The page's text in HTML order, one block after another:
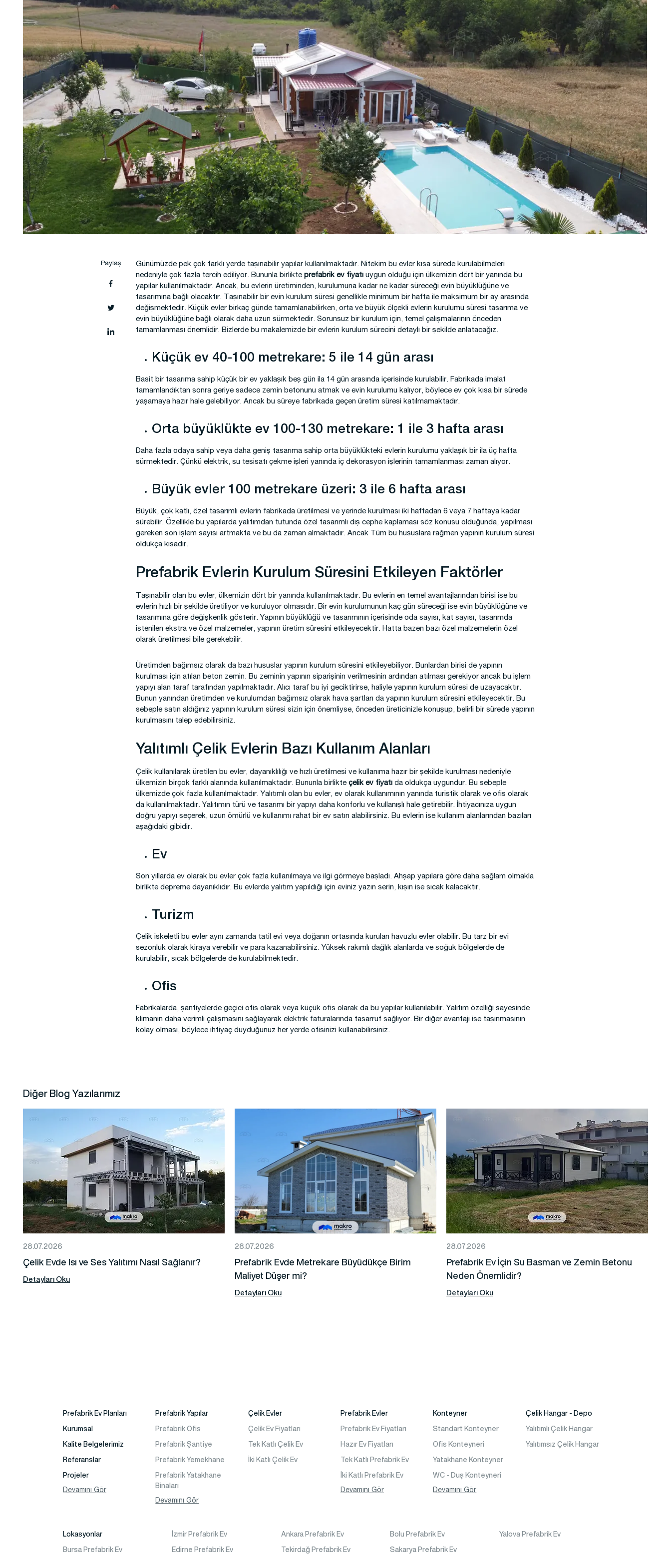
Prefabrik Dükkan Prefabrik Sosyal Tesis Binaları Prefabrik Kafeterya Prefabrik Okul Binaları
Prefabrik Kreş Bina Modelleri
Prefabrik Anaokulu Bina
Modelleri
Prefabrik Acil Afet Binaları Prefabrik WC Duş Binaları
Tek Katlı Prefabrik Villa İki Katlı Prefabrik Villa Prefabrik Bağ Evi Prefabrik Bungalov
Konteyner Ev
Günümüzde pek çok farklı yerde taşınabilir yapılar kullanılmaktadır. Nitekim bu evler kısa sürede kurulabilmeleri
nedeniyle çok fazla tercih ediliyor. Bununla birlikte prefabrik ev fiyatı uygun olduğu için ülkemizin dört bir yanında bu
yapılar kullanılmaktadır. Ancak, bu evlerin üretiminden, kurulumuna kadar ne kadar süreceği evin büyüklüğüne ve
tasarımına bağlı olacaktır. Taşınabilir bir evin kurulum süresi genellikle minimum bir hafta ile maksimum bir ay arasında
değişmektedir. Küçük evler birkaç günde tamamlanabilirken, orta ve büyük ölçekli evlerin kurulumu süresi tasarıma ve
evin büyüklüğüne bağlı olarak daha uzun sürmektedir. Sorunsuz bir kurulum için, temel çalışmalarının önceden
tamamlanması önemlidir. Bizlerde bu makalemizde bir evlerin kurulum sürecini detaylı bir şekilde anlatacağız.
Küçük ev 40-100 metrekare: 5 ile 14 gün arası
Basit bir tasarıma sahip küçük bir ev yaklaşık beş gün ila 14 gün arasında içerisinde kurulabilir. Fabrikada imalat
tamamlandıktan sonra geriye sadece zemin betonunu atmak ve evin kurulumu kalıyor, böylece ev çok kısa bir sürede
yaşamaya hazır hale gelebiliyor. Ancak bu süreye fabrikada geçen üretim süresi katılmamaktadır.
Orta büyüklükte ev 100-130 metrekare: 1 ile 3 hafta arası
Daha fazla odaya sahip veya daha geniş tasarıma sahip orta büyüklükteki evlerin kurulumu yaklaşık bir ila üç hafta
sürmektedir. Çünkü elektrik, su tesisatı çekme işleri yanında iç dekorasyon işlerinin tamamlanması zaman alıyor.
Büyük evler 100 metrekare üzeri: 3 ile 6 hafta arası
Büyük, çok katlı, özel tasarımlı evlerin fabrikada üretilmesi ve yerinde kurulması iki haftadan 6 veya 7 haftaya kadar
sürebilir. Özellikle bu yapılarda yalıtımdan tutunda özel tasarımlı dış cephe kaplaması söz konusu olduğunda, yapılması
gereken son işlem sayısı artmakta ve bu da zaman almaktadır. Ancak Tüm bu hususlara rağmen yapının kurulum süresi
oldukça kısadır.
Prefabrik Evlerin Kurulum Süresini Etkileyen Faktörler
Taşınabilir olan bu evler, ülkemizin dört bir yanında kullanılmaktadır. Bu evlerin en temel avantajlarından birisi ise bu
evlerin hızlı bir şekilde üretiliyor ve kuruluyor olmasıdır. Bir evin kurulumunun kaç gün süreceği ise evin büyüklüğüne ve
tasarımına göre değişkenlik gösterir. Yapının büyüklüğü ve tasarımının içerisinde oda sayısı, kat sayısı, tasarımda
istenilen ekstra ve özel malzemeler, yapının üretim süresini etkileyecektir. Hatta bazen bazı özel malzemelerin özel
olarak üretilmesi bile gerekebilir.
Üretimden bağımsız olarak da bazı hususlar yapının kurulum süresini etkileyebiliyor. Bunlardan birisi de yapının
kurulması için atılan beton zemin. Bu zeminin yapının siparişinin verilmesinin ardından atılması gerekiyor ancak bu işlem
yapıyı alan taraf tarafından yapılmaktadır. Alıcı taraf bu iyi geciktirirse, haliyle yapının kurulum süresi de uzayacaktır.
Bunun yanından üretimden ve kurulumdan bağımsız olarak hava şartları da yapının kurulum süresini etkileyecektir. Bu
sebeple satın aldığınız yapının kurulum süresi sizin için önemliyse, önceden üreticinizle konuşup, belirli bir sürede yapının
kurulmasını talep edebilirsiniz.
Yalıtımlı Çelik Evlerin Bazı Kullanım Alanları
Çelik kullanılarak üretilen bu evler, dayanıklılığı ve hızlı üretilmesi ve kullanıma hazır bir şekilde kurulması nedeniyle
ülkemizin birçok farklı alanında kullanılmaktadır. Bununla birlikte çelik ev fiyatı da oldukça uygundur. Bu sebeple
ülkemizde çok fazla kullanılmaktadır. Yalıtımlı olan bu evler, ev olarak kullanımının yanında turistik olarak ve ofis olarak
da kullanılmaktadır. Yalıtımın türü ve tasarımı bir yapıyı daha konforlu ve kullanışlı hale getirebilir. İhtiyacınıza uygun
doğru yapıyı seçerek, uzun ömürlü ve kullanımı rahat bir ev satın alabilirsiniz. Bu evlerin ise kullanım alanlarından bazıları
aşağıdaki gibidir.
Ev
Son yıllarda ev olarak bu evler çok fazla kullanılmaya ve ilgi görmeye başladı. Ahşap yapılara göre daha sağlam olmakla
birlikte depreme dayanıklıdır. Bu evlerde yalıtım yapıldığı için eviniz yazın serin, kışın ise sıcak kalacaktır.
Turizm
Çelik iskeletli bu evler aynı zamanda tatil evi veya doğanın ortasında kurulan havuzlu evler olabilir. Bu tarz bir evi
sezonluk olarak kiraya verebilir ve para kazanabilirsiniz. Yüksek rakımlı dağlık alanlarda ve soğuk bölgelerde de
kurulabilir, sıcak bölgelerde de kurulabilmektedir.
Ofis
Fabrikalarda, şantiyelerde geçici ofis olarak veya küçük ofis olarak da bu yapılar kullanılabilir. Yalıtım özelliği sayesinde
klimanın daha verimli çalışmasını sağlayarak elektrik faturalarında tasarruf sağlıyor. Bir diğer avantajı ise taşınmasının
kolay olması, böylece ihtiyaç duyduğunuz her yerde ofisinizi kullanabilirsiniz.
Paylaş
Diğer Blog Yazılarımız
28.07.2026
Çelik Evde Isı ve Ses Yalıtımı Nasıl Sağlanır?
Detayları Oku
28.07.2026
Prefabrik Evde Metrekare Büyüdükçe Birim
Maliyet Düşer mi?
Detayları Oku
28.07.2026
Prefabrik Ev İçin Su Basman ve Zemin Betonu
Neden Önemlidir?
Detayları Oku
Prefabrik Ev Planları
Kurumsal
Kalite Belgelerimiz
Referanslar
Projeler
Fotoğraf Galeri
İletişim
Sıkça Sorulanlar
Devamını Gör
Prefabrik Yapılar
Prefabrik Ofis
Prefabrik Şantiye
Prefabrik Yemekhane
Prefabrik Yatakhane
Binaları
Prefabrik Dükkan
Devamını Gör
Çelik Evler
Çelik Ev Fiyatları
Tek Katlı Çelik Ev
İki Katlı Çelik Ev
Prefabrik Evler
Prefabrik Ev Fiyatları
Hazır Ev Fiyatları
Tek Katlı Prefabrik Ev
İki Katlı Prefabrik Ev
Tek Katlı Prefabrik Villa
Prefabrik Bungalov
Devamını Gör
Konteyner
Standart Konteyner
Ofis Konteyneri
Yatakhane Konteyner
WC - Duş Konteyneri
Konteyner Ev
Devamını Gör
Çelik Hangar - Depo
Yalıtımlı Çelik Hangar
Yalıtımsız Çelik Hangar
Lokasyonlar İzmir Prefabrik Ev Ankara Prefabrik Ev Bolu Prefabrik Ev Yalova Prefabrik Ev
Bursa Prefabrik Ev Edirne Prefabrik Ev Tekirdağ Prefabrik Ev Sakarya Prefabrik Ev